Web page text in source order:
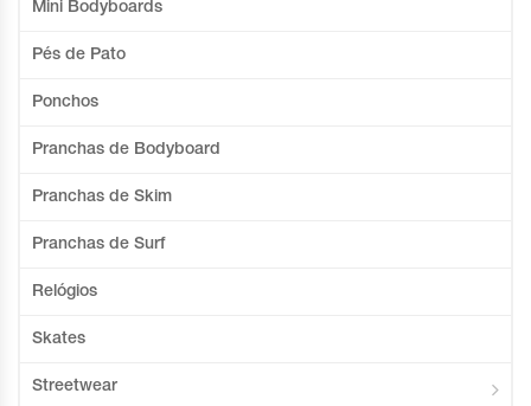
Mini Bodyboards
Pés de Pato
Ponchos
Pranchas de Bodyboard
Pranchas de Skim
Pranchas de Surf
Relógios
Skates
Streetwear